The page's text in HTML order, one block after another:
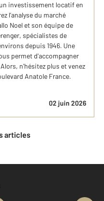
investissement locatif en
l’analyse du marché
Noel et son équipe de
spécialistes de
depuis 1946. Une
permet d'accompagner
n'hésitez plus et venez
Anatole France.
02 juin 2026
articles